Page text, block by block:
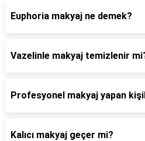
Euphoria makyaj ne demek?
Vazelinle makyaj temizlenir
Profesyonel makyaj yapan
Kalıcı makyaj geçer mi?